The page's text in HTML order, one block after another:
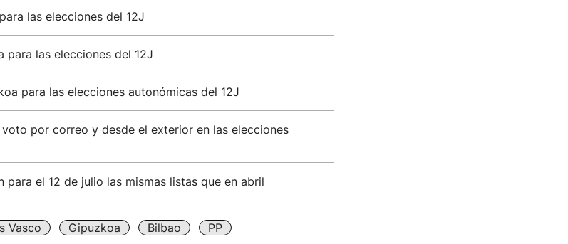
las elecciones del 12J
para las elecciones del 12J
para las elecciones autonómicas del 12J
por correo y desde el exterior en las elecciones
para el 12 de julio las mismas listas que en abril
Vasco Gipuzkoa Bilbao
PP